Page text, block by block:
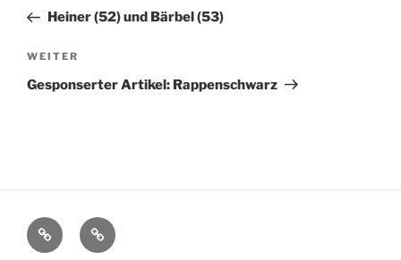
Beitrag
Heiner (52) und Bärbel (53)
Nächster
Beitrag
WEITER
Gesponserter Artikel: Rappenschwarz
DatenschutzImpressum